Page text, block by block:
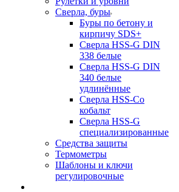
Сверла, буры
Буры по бетону и
кирпичу SDS+
Сверла HSS-G DIN
338 белые
Сверла HSS-G DIN
340 белые
удлинённые
Сверла HSS-Co
кобальт
Сверла HSS-G
специализированные
Средства защиты
Термометры
Шаблоны и ключи
регулировочные